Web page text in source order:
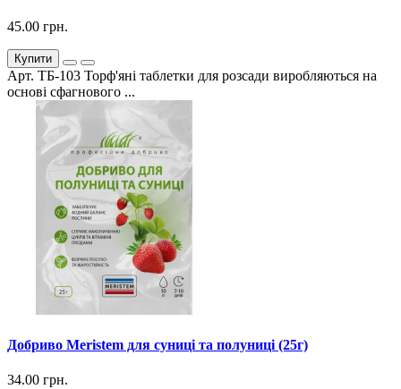
45.00 грн.
Купити
Арт. ТБ-103 Торф'яні таблетки для розсади виробляються на
основі сфагнового ...
Добриво Meristem для суниці та полуниці (25г)
34.00 грн.